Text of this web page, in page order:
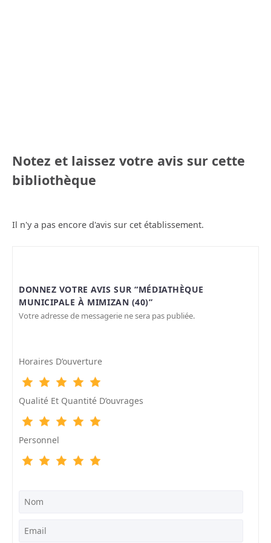
Notez et laissez votre avis sur cette
bibliothèque
Il n'y a pas encore d'avis sur cet établissement.
DONNEZ VOTRE AVIS SUR “MÉDIATHÈQUE
MUNICIPALE À MIMIZAN (40)”
Votre adresse de messagerie ne sera pas publiée.
Horaires D’ouverture
Qualité Et Quantité D’ouvrages
Personnel